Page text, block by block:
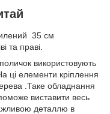
35 см
та праві.
використовують
ці елементи кріплення
.Таке обладнання
виставити весь
деталлю в